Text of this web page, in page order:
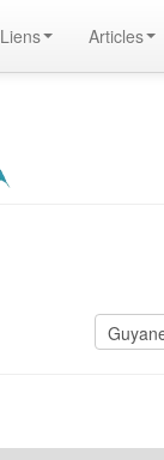
Liens Articles